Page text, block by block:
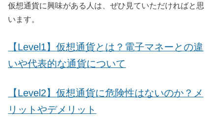
仮想通貨に興味がある人は、ぜひ見ていただければと思
います。
【Level1】仮想通貨とは？電子マネーとの違
いや代表的な通貨について
【Level2】仮想通貨に危険性はないのか？メ
リットやデメリット